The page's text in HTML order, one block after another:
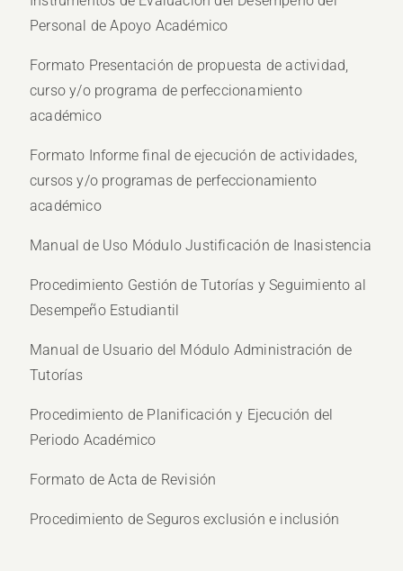
Personal de Apoyo Académico
Formato Presentación de propuesta de actividad,
curso y/o programa de perfeccionamiento
académico
Formato Informe final de ejecución de actividades,
cursos y/o programas de perfeccionamiento
académico
Manual de Uso Módulo Justificación de Inasistencia
Procedimiento Gestión de Tutorías y Seguimiento al
Desempeño Estudiantil
Manual de Usuario del Módulo Administración de
Tutorías
Procedimiento de Planificación y Ejecución del
Periodo Académico
Formato de Acta de Revisión
Procedimiento de Seguros exclusión e inclusión